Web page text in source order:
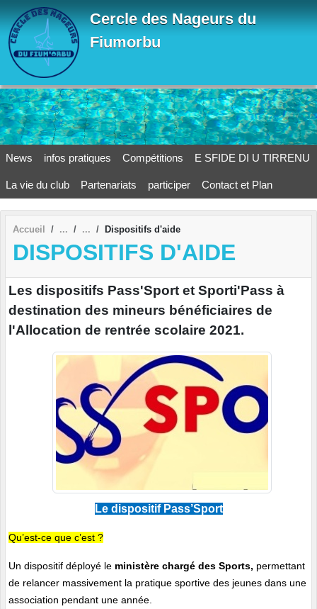
Cercle des Nageurs du
Fiumorbu
News infos pratiques Compétitions E SFIDE DI U TIRRENU
La vie du club Partenariats participer Contact et Plan
Accueil Dispositifs d'aide
DISPOSITIFS D'AIDE
Les dispositifs Pass'Sport et Sporti'Pass à
destination des mineurs bénéficiaires de
l'Allocation de rentrée scolaire 2021.
Le dispositif Pass’Sport
Qu’est-ce que c’est ?
Un dispositif déployé le ministère chargé des Sports, permettant
de relancer massivement la pratique sportive des jeunes dans une
association pendant une année.
Panneau de gestion des cookies